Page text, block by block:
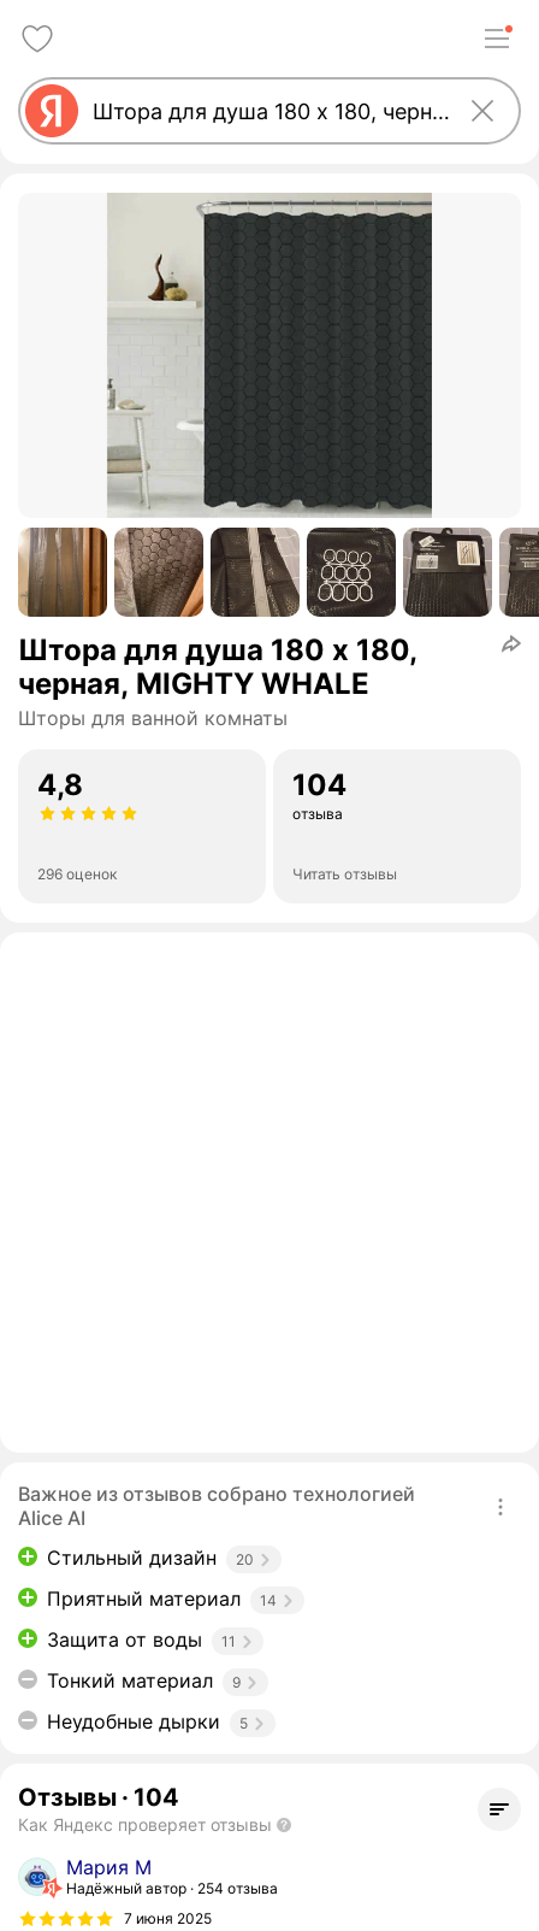
Штора для душа 180 x 180,
черная, MIGHTY WHALE
Шторы для ванной комнаты
4,8
296 оценок
104
отзыва
Читать отзывы
Важное из отзывов собрано технологией
Alice AI
Стильный дизайн
20
Приятный материал 14
Защита от воды 11
Тонкий материал 9
Неудобные дырки 5
Отзывы · 104
Как Яндекс проверяет отзывы
Мария М
Надёжный автор
254 отзыва
7 июня 2025